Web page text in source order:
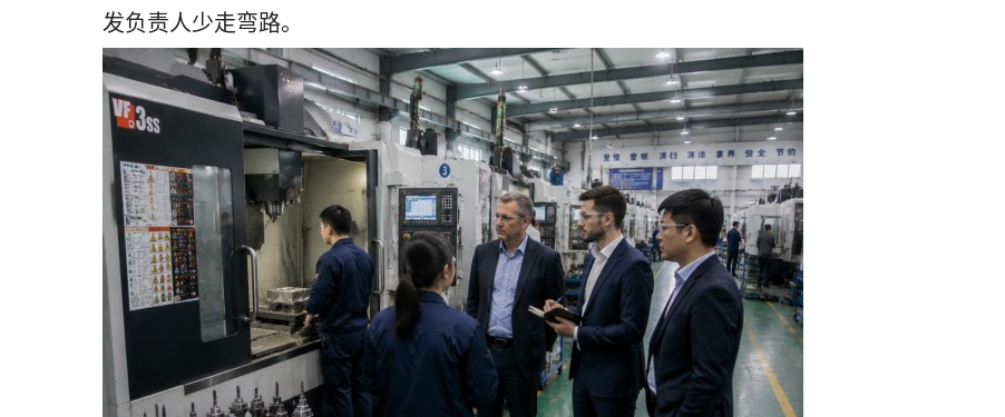
发负责人少走弯路。